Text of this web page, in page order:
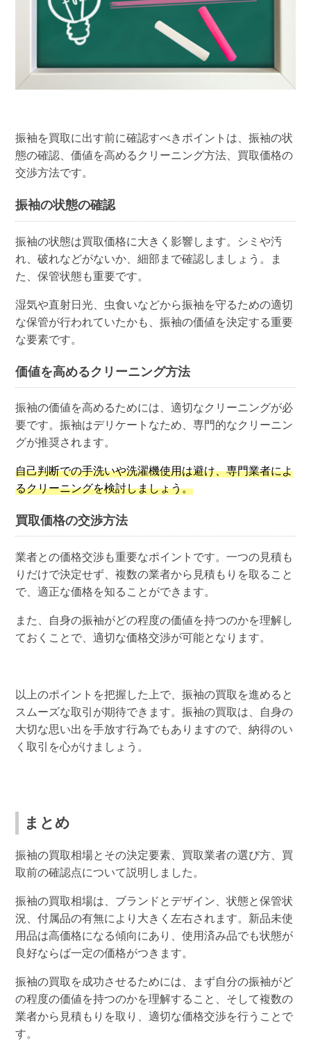
振袖を買取に出す前に確認すべきポイントは、振袖の状
態の確認、価値を高めるクリーニング方法、買取価格の
交渉方法です。
振袖の状態の確認
振袖の状態は買取価格に大きく影響します。シミや汚
れ、破れなどがないか、細部まで確認しましょう。ま
た、保管状態も重要です。
湿気や直射日光、虫食いなどから振袖を守るための適切
な保管が行われていたかも、振袖の価値を決定する重要
な要素です。
価値を高めるクリーニング方法
振袖の価値を高めるためには、適切なクリーニングが必
要です。振袖はデリケートなため、専門的なクリーニン
グが推奨されます。
自己判断での手洗いや洗濯機使用は避け、専門業者によ
るクリーニングを検討しましょう。
買取価格の交渉方法
業者との価格交渉も重要なポイントです。一つの見積も
りだけで決定せず、複数の業者から見積もりを取ること
で、適正な価格を知ることができます。
また、自身の振袖がどの程度の価値を持つのかを理解し
ておくことで、適切な価格交渉が可能となります。
以上のポイントを把握した上で、振袖の買取を進めると
スムーズな取引が期待できます。振袖の買取は、自身の
大切な思い出を手放す行為でもありますので、納得のい
く取引を心がけましょう。
まとめ
振袖の買取相場とその決定要素、買取業者の選び方、買
取前の確認点について説明しました。
振袖の買取相場は、ブランドとデザイン、状態と保管状
況、付属品の有無により大きく左右されます。新品未使
用品は高価格になる傾向にあり、使用済み品でも状態が
良好ならば一定の価格がつきます。
振袖の買取を成功させるためには、まず自分の振袖がど
の程度の価値を持つのかを理解すること、そして複数の
業者から見積もりを取り、適切な価格交渉を行うことで
す。